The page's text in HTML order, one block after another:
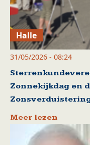
Halle
31/05/2026 - 08:24
Zonnekijkdag en
Meer lezen